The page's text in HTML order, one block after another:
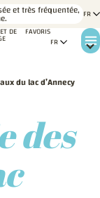
et très fréquentée,
DE FAVORIS
du lac d’Annecy
des